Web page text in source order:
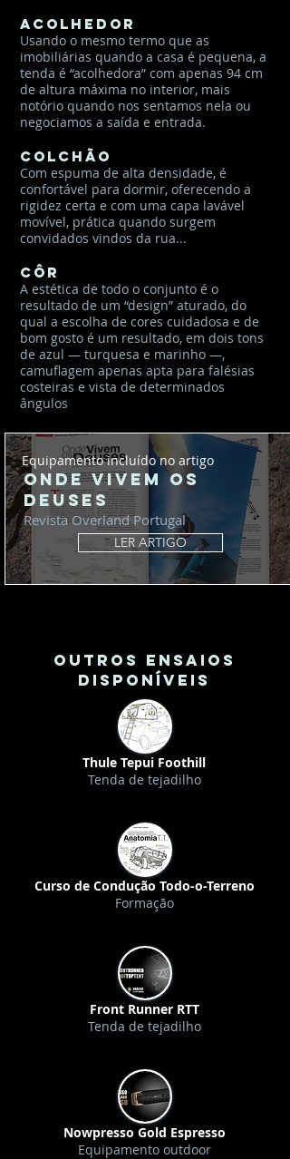
Acolhedor
Usando o mesmo termo que as
imobiliárias quando a casa é pequena, a
tenda é “acolhedora” com apenas 94 cm
de altura máxima no interior, mais
notório quando nos sentamos nela ou
negociamos a saída e entrada.
Colchão
Com espuma de alta densidade, é
confortável para dormir, oferecendo a
rigidez certa e com uma capa lavável
movível, prática quando surgem
convidados vindos da rua...
Côr
A estética de todo o conjunto é o
resultado de um “design” aturado, do
qual a escolha de cores cuidadosa e de
bom gosto é um resultado, em dois tons
de azul — turquesa e marinho —,
camuflagem apenas apta para falésias
costeiras e vista de determinados
ângulos
Equipamento incluído no artigo
Onde Vivem os
Deuses
Revista Overland Portugal
LER ARTIGO
Thule Tepui Foothill
Tenda de tejadilho
Curso de Condução Todo-o-Terreno
Formação
Front Runner RTT
Tenda de tejadilho
Nowpresso Gold Espresso
Equipamento outdoor
oUTROS ENSAIOS
DISPONÍVEIS